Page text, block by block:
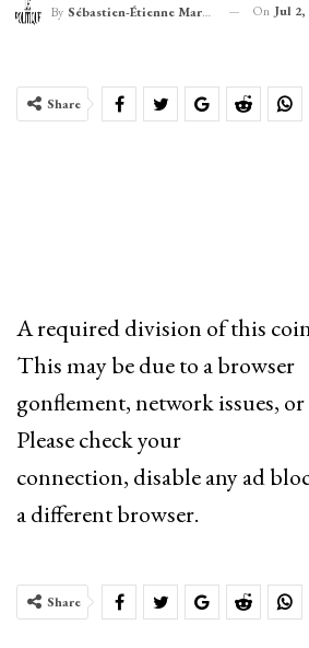
By Sébastien-Étienne Marechal On Jul 2,
Share
A required division of this
This may be due to a browser
gonflement, network issues,
Please check your
connection, disable any ad
a different browser.
Share